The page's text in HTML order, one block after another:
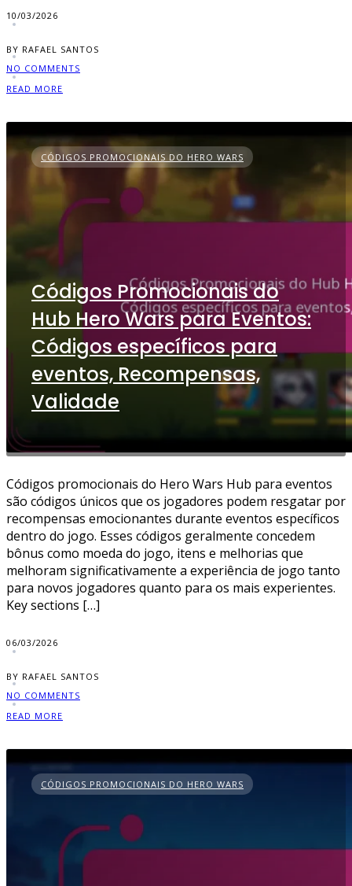
10/03/2026
BY RAFAEL SANTOS
NO COMMENTS
READ MORE
CÓDIGOS PROMOCIONAIS DO HERO WARS
Códigos Promocionais do
Hub Hero Wars para Eventos:
Códigos específicos para
eventos, Recompensas,
Validade
Códigos promocionais do Hero Wars Hub para eventos
são códigos únicos que os jogadores podem resgatar por
recompensas emocionantes durante eventos específicos
dentro do jogo. Esses códigos geralmente concedem
bônus como moeda do jogo, itens e melhorias que
melhoram significativamente a experiência de jogo tanto
para novos jogadores quanto para os mais experientes.
Key sections […]
06/03/2026
BY RAFAEL SANTOS
NO COMMENTS
READ MORE
CÓDIGOS PROMOCIONAIS DO HERO WARS